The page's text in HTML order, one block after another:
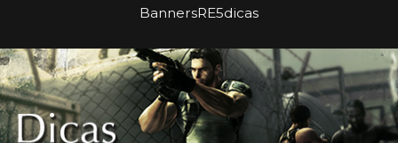
BannersRE5dicas